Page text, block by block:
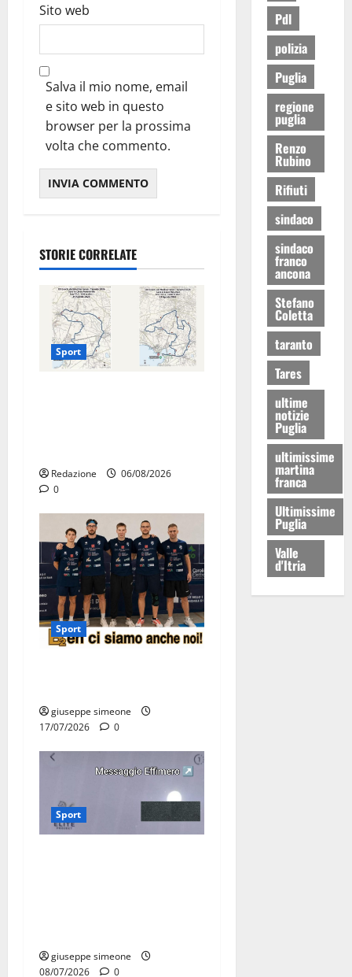
Sito web
Salva il mio nome, email
e sito web in questo
browser per la prossima
volta che commento.
STORIE CORRELATE
Sport
Redazione
06/08/2026
0
Sport
giuseppe simeone
17/07/2026
0
Sport
giuseppe simeone
08/07/2026
0
Pdl
polizia
Puglia
regione
puglia
Renzo
Rubino
Rifiuti
sindaco
sindaco
franco
ancona
Stefano
Coletta
taranto
Tares
ultime
notizie
Puglia
ultimissime
martina
franca
Ultimissime
Puglia
Valle
d'Itria